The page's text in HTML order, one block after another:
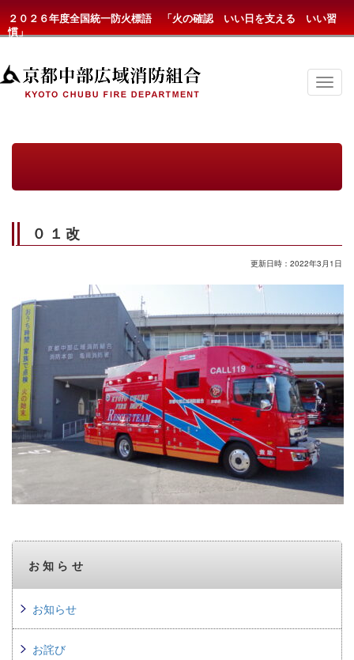
２０２６年度全国統一防火標語 「火の確認 いい日を支える いい習
慣」
京
都
組
ニ
ュ
ー
０１改
更新日時：2022年3月1日
お知らせ
お知らせ
お詫び